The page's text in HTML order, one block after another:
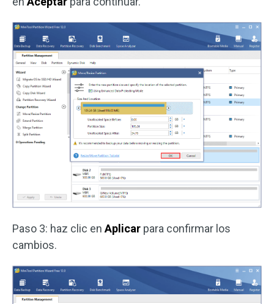
Paso 3: haz clic enAplicar para confirmar los
cambios.